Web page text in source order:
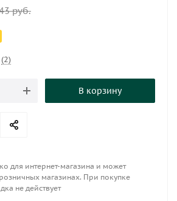
руб.
(2)
В корзину
для интернет-магазина и может
магазинах. При покупке
не действует